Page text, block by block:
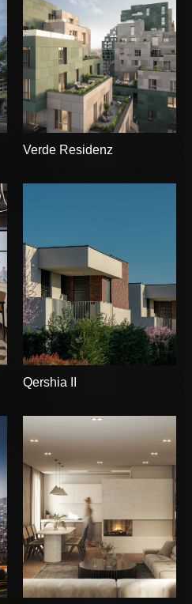
Verde Residenz
Qershia II